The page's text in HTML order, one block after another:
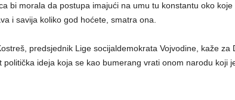
bi morala da postupa imajući na umu tu konstantu oko
i savija koliko god hoćete, smatra ona.
predsjednik Lige socijaldemokrata Vojvodine, kaže za
politička ideja koja se kao bumerang vrati onom narodu koji